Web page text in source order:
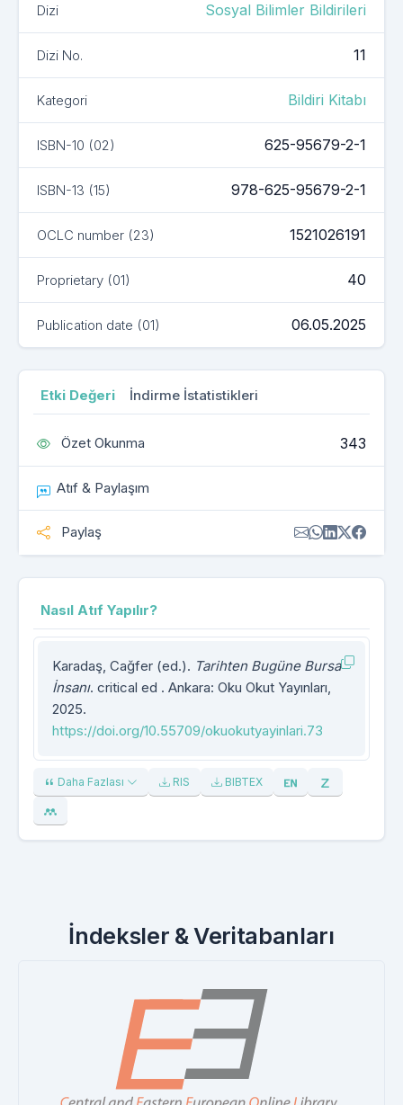
Dizi Sosyal Bilimler Bildirileri
Dizi No. 11
Kategori Bildiri Kitabı
ISBN-10 (02) 625-95679-2-1
ISBN-13 (15) 978-625-95679-2-1
OCLC number (23) 1521026191
Proprietary (01) 40
Publication date (01) 06.05.2025
Etki Değeri İndirme İstatistikleri
Özet Okunma 343
Atıf & Paylaşım
Paylaş
Nasıl Atıf Yapılır?
Karadaş, Cağfer (ed.). Tarihten Bugüne Bursa
İnsanı. critical ed . Ankara: Oku Okut Yayınları,
2025.
https://doi.org/10.55709/okuokutyayinlari.73
Daha Fazlası RIS BIBTEX
İndeksler & Veritabanları